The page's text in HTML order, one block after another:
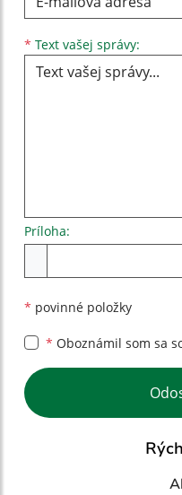
* Text vašej správy:
Príloha:
* povinné položky
* Oboznámil som sa
Google reCaptcha